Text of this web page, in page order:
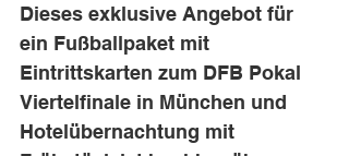
Dieses exklusive Angebot für
ein Fußballpaket mit
Eintrittskarten zum DFB Pokal
Viertelfinale in München und
Hotelübernachtung mit